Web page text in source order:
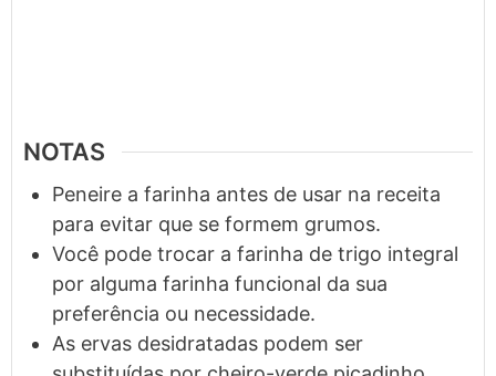
NOTAS
Peneire a farinha antes de usar na receita
para evitar que se formem grumos.
Você pode trocar a farinha de trigo integral
por alguma farinha funcional da sua
preferência ou necessidade.
As ervas desidratadas podem ser